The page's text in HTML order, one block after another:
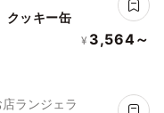
クッキー缶
¥ 3,564～
ランジェラ